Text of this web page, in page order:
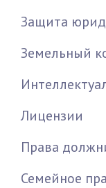
Защита
Земельный
Лицензии
Права
Семейное